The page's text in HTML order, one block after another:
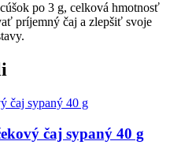
po 3 g, celková hmotnosť
príjemný čaj a zlepšiť svoje
čaj sypaný 40 g